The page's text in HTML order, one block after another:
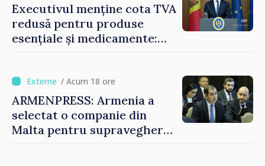
Executivul menține cota TVA
redusă pentru produse
esențiale și medicamente:
bază al oamenilor”
/ Acum 18 ore
ARMENPRESS: Armenia a
selectat o companie din
Malta pentru supravegherea